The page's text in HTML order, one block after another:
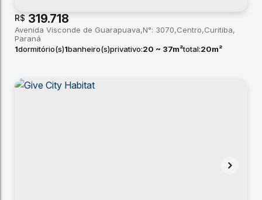
R$ 319.718
Avenida Visconde de Guarapuava N°: 3070 Centro Curitiba
Paraná
1dormitório(s)1banheiro(s)privativo:20 ~ 37m²total:20m²